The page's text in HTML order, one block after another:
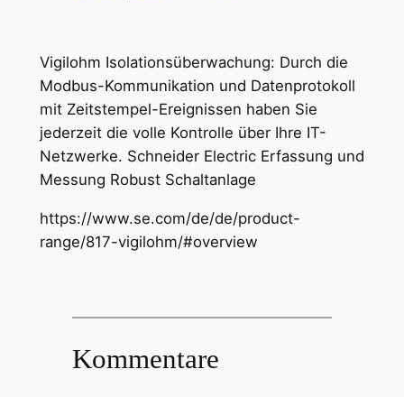
Vigilohm Isolationsüberwachung: Durch die
Modbus-Kommunikation und Datenprotokoll
mit Zeitstempel-Ereignissen haben Sie
jederzeit die volle Kontrolle über Ihre IT-
Netzwerke. Schneider Electric Erfassung und
Messung Robust Schaltanlage
https://www.se.com/de/de/product-
range/817-vigilohm/#overview
Kommentare